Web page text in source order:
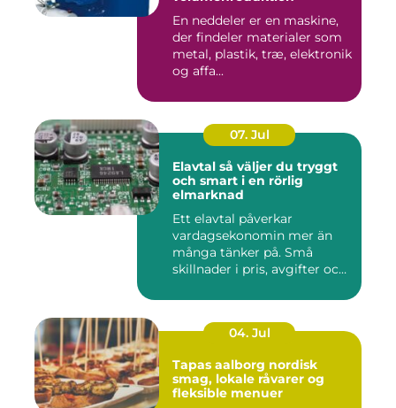
En neddeler er en maskine,
der findeler materialer som
metal, plastik, træ, elektronik
og affa...
07. Jul
Elavtal så väljer du tryggt
och smart i en rörlig
elmarknad
Ett elavtal påverkar
vardagsekonomin mer än
många tänker på. Små
skillnader i pris, avgifter och
04. Jul
Tapas aalborg nordisk
smag, lokale råvarer og
fleksible menuer